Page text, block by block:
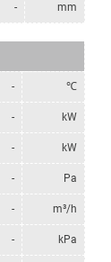
- mm
- ℃
- kW
- kW
- Pa
- m³/h
- kPa